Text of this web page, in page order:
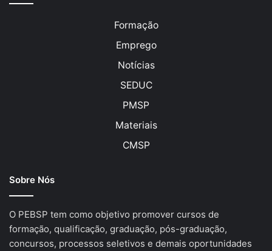
Formação
Emprego
Notícias
SEDUC
PMSP
Materiais
CMSP
Sobre Nós
O PEBSP tem como objetivo promover cursos de
formação, qualificação, graduação, pós-graduação,
concursos, processos seletivos e demais oportunidades